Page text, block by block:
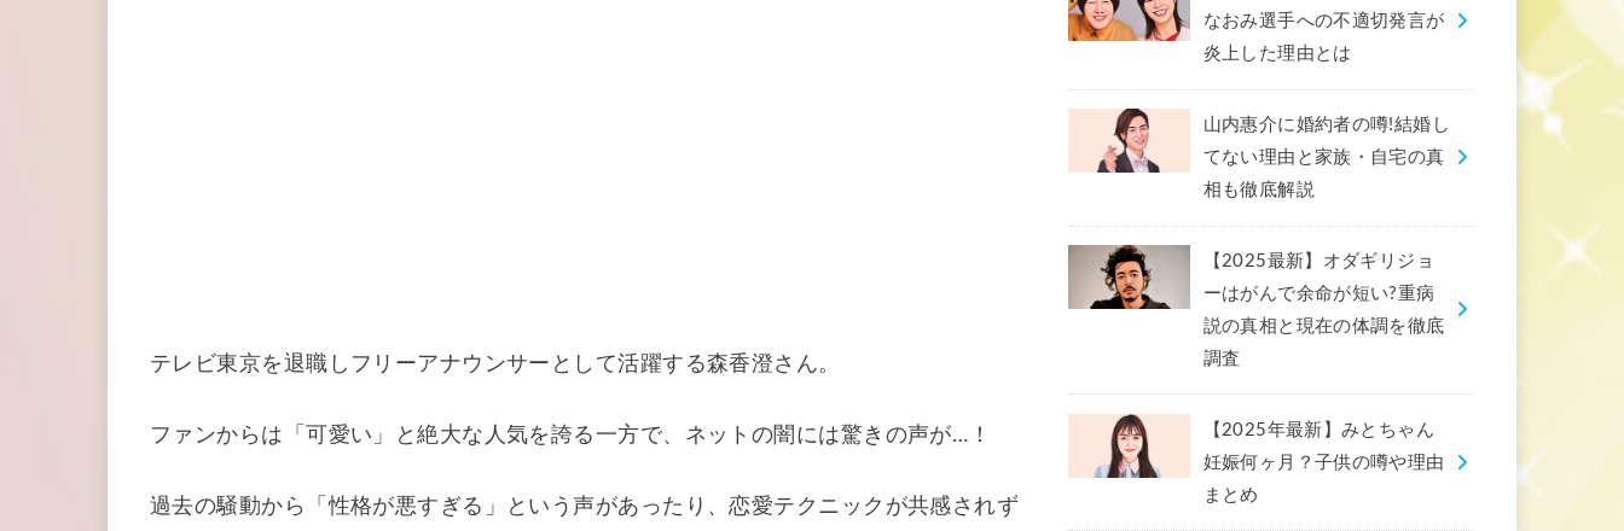
テレビ東京を退職しフリーアナウンサーとして活躍する森香澄さん。
ファンからは「可愛い」と絶大な人気を誇る一方で、ネットの闇には驚きの声が…！
過去の騒動から「性格が悪すぎる」という声があったり、恋愛テクニックが共感されず
なおみ選手への不適切発言が
炎上した理由とは
山内惠介に婚約者の噂!結婚し
てない理由と家族・自宅の真
相も徹底解説
【2025最新】オダギリジョ
ーはがんで余命が短い?重病
説の真相と現在の体調を徹底
調査
【2025年最新】みとちゃん
妊娠何ヶ月？子供の噂や理由
まとめ